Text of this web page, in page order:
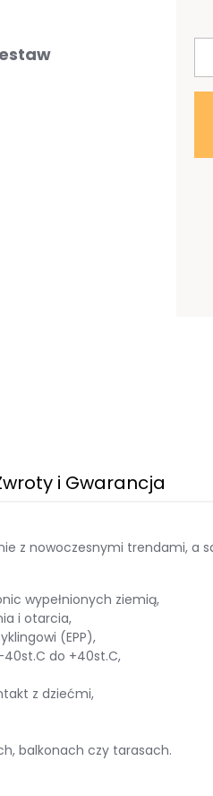
i Gwarancja
z nowoczesnymi trendami,
wypełnionych ziemią,
i otarcia,
(EPP),
do +40st.C,
z dziećmi,
balkonach czy tarasach.